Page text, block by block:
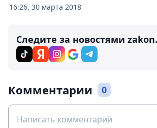
16:26, 30 марта 2018
Следите за новостями
Комментарии 0